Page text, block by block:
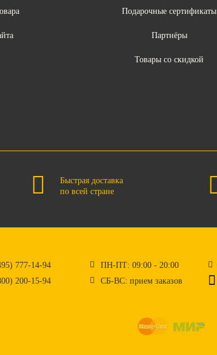
Подарочные сертификаты
Партнёры
Товары со скидкой
Быстрая доставка
по всей стране
777-14-94
200-15-94
ПН-ПТ: 09:00 - 20:00
СБ-ВС: прием заказов